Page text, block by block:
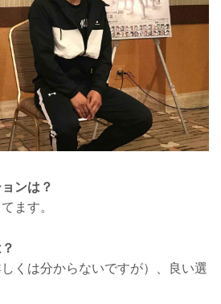
ンは？
ます。
くは分からないですが）、良い選